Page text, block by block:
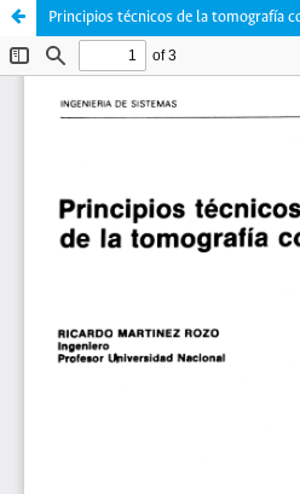
Principios técnicos de la tomografía